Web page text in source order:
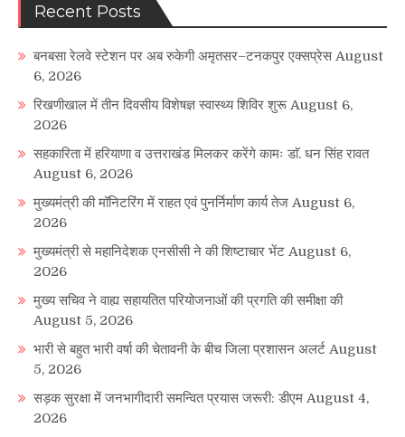
Recent Posts
बनबसा रेलवे स्टेशन पर अब रुकेगी अमृतसर–टनकपुर एक्सप्रेस August
6, 2026
रिखणीखाल में तीन दिवसीय विशेषज्ञ स्वास्थ्य शिविर शुरू August 6,
2026
सहकारिता में हरियाणा व उत्तराखंड मिलकर करेंगे कामः डाॅ. धन सिंह रावत
August 6, 2026
मुख्यमंत्री की मॉनिटरिंग में राहत एवं पुनर्निर्माण कार्य तेज August 6,
2026
मुख्यमंत्री से महानिदेशक एनसीसी ने की शिष्टाचार भेंट August 6,
2026
मुख्य सचिव ने वाह्य सहायतित परियोजनाओं की प्रगति की समीक्षा की
August 5, 2026
भारी से बहुत भारी वर्षा की चेतावनी के बीच जिला प्रशासन अलर्ट August
5, 2026
सड़क सुरक्षा में जनभागीदारी समन्वित प्रयास जरूरी: डीएम August 4,
2026